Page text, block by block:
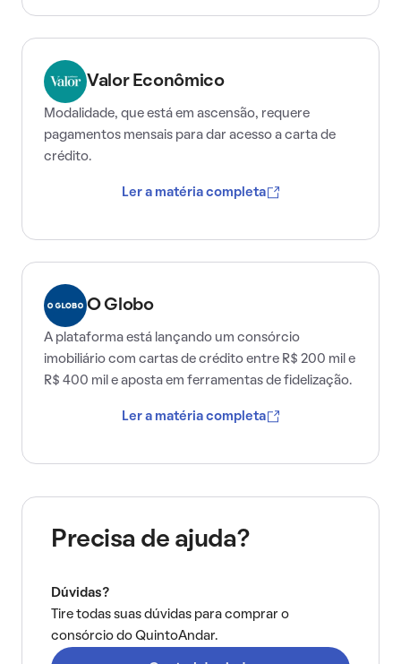
Valor Econômico
Modalidade, que está em ascensão, requere
pagamentos mensais para dar acesso a carta de
crédito.
Ler a matéria completa
O Globo
A plataforma está lançando um consórcio
imobiliário com cartas de crédito entre R$ 200 mil e
R$ 400 mil e aposta em ferramentas de fidelização.
Ler a matéria completa
Precisa de ajuda?
Dúvidas?
Tire todas suas dúvidas para comprar o
consórcio do QuintoAndar.